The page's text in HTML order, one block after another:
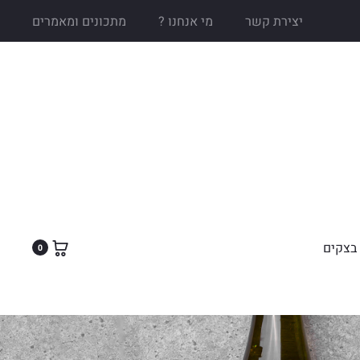
יצירת קשר מי אנחנו ? מתכונים ומאמרים
בצקים 0